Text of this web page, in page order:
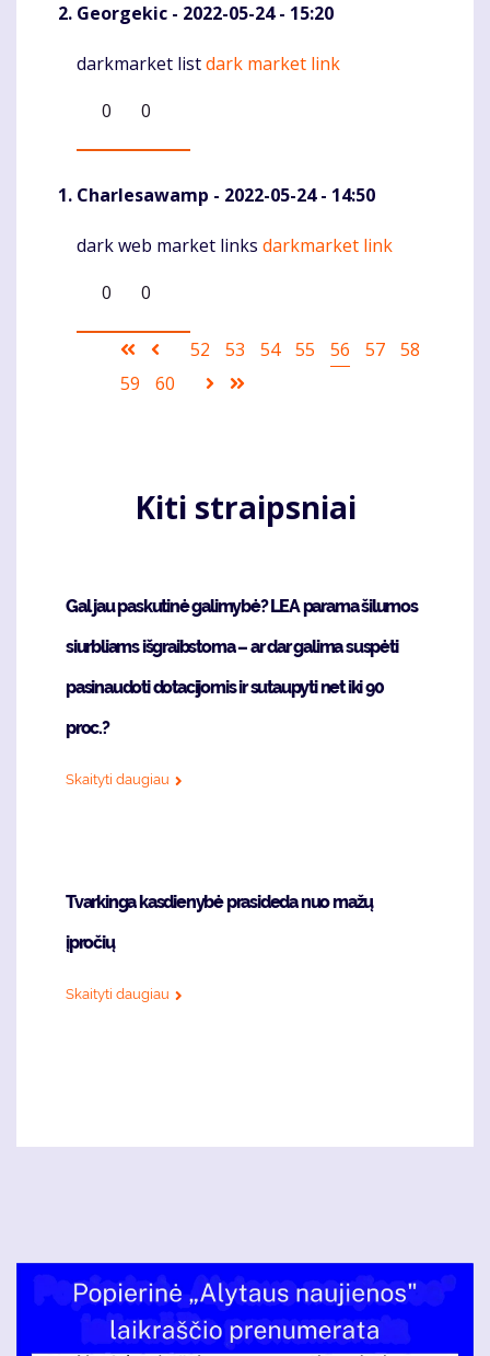
Georgekic - 2022-05-24 - 15:20
Komentaras
darkmarket listdark market link
0
0
Charlesawamp - 2022-05-24 - 14:50
Komentaras
dark web market links darkmarket link
0
0
Pagination
First
page
Ankstesnis
puslapis
Puslapis
52 Puslapis
53 Puslapis
54 Puslapis
55
Current
56 Puslapis
57 Puslapis
58
Puslapis
59 Puslapis
60
Sekantis
Kiti straipsniai
Gal jau paskutinė galimybė? LEA parama šilumos
siurbliams išgraibstoma – ar dar galima suspėti
pasinaudoti dotacijomis ir sutaupyti net iki 90
proc.?
Skaityti daugiau
Tvarkinga kasdienybė prasideda nuo mažų
įpročių
Skaityti daugiau